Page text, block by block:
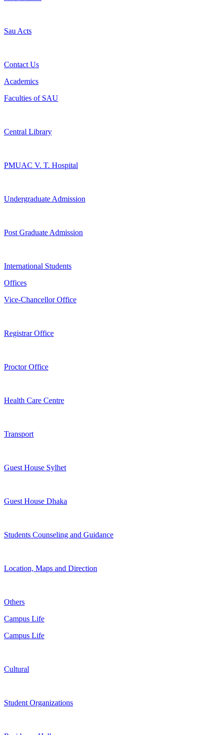
Sau Acts
Contact Us
Academics
Faculties of SAU
Central Library
PMUAC V. T. Hospital
Undergraduate Admission
Post Graduate Admission
International Students
Offices
Vice-Chancellor Office
Registrar Office
Proctor Office
Health Care Centre
Transport
Guest House Sylhet
Guest House Dhaka
Students Counseling and Guidance
Location, Maps and Direction
Others
Campus Life
Campus Life
Cultural
Student Organizations